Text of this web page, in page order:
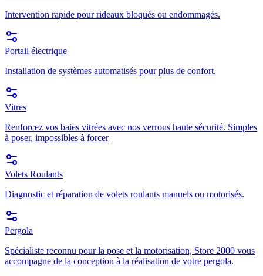
Intervention rapide pour rideaux bloqués ou endommagés.
Portail électrique
Installation de systèmes automatisés pour plus de confort.
Vitres
Renforcez vos baies vitrées avec nos verrous haute sécurité. Simples
à poser, impossibles à forcer
Volets Roulants
Diagnostic et réparation de volets roulants manuels ou motorisés.
Pergola
Spécialiste reconnu pour la pose et la motorisation, Store 2000 vous
accompagne de la conception à la réalisation de votre pergola.